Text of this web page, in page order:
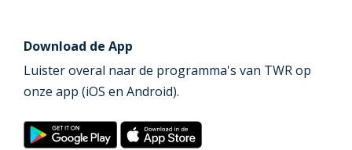
Download de App
Luister overal naar de programma's van TWR op
onze app (iOS en Android).